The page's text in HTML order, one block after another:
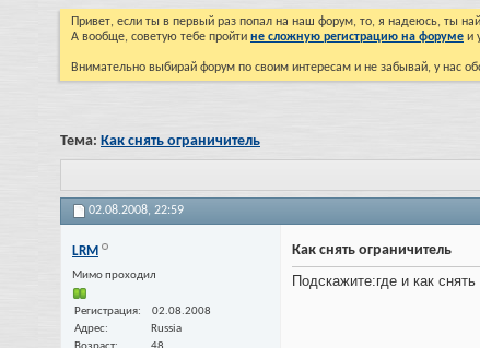
Привет, если ты в первый раз попал на наш форум, то, я надеюсь, ты
А вообще, советую тебе пройти не сложную регистрацию на форуме и
Внимательно выбирай форум по своим интересам и не забывай, у нас
Тема: Как снять ограничитель
02.08.2008, 22:59
LRM
Мимо проходил
Регистрация
02.08.2008
Адрес
Russia
Как снять ограничитель
Подскажите:где и как